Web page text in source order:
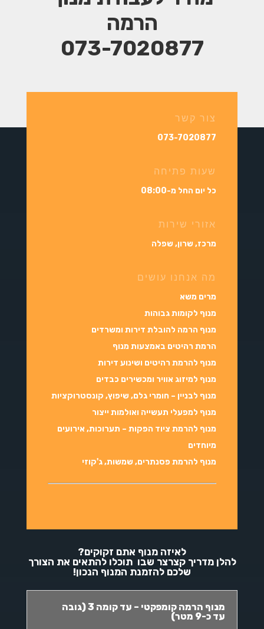
הרמה
073-7020877
צור קשר
073-7020877
שעות פתיחה
כל יום החל מ-08:00
אזורי שירות
מרכז, שרון, שפלה
מה אנחנו עושים
מרים משא
מנוף לקומות גבוהות
מנוף הרמה להובלת דירות ומשרדים
הרמת רהיטים באמצעות מנוף
מנוף להרמת רהיטים ושינוע דירות
מנוף למיזוג אוויר ומכשירים כבדים
מנוף לבניין – חומרי גלם, שיפוץ, קונסטרוקציות
מנוף למפעלי תעשייה ואולמות ייצור
מנוף להרמת ציוד הפקות – תערוכות, אירועים
מיוחדים
מנוף להרמת פסנתרים, שמשות, ג'קוזי
לאיזה מנוף אתם זקוקים?
להלן מדריך קצרצר שבו תוכלו להתאים את הצורך
שלכם להזמנת המנוף הנכון!
מנוף הרמה קומפקטי – עד קומה 3 (גובה
עד כ-9 מטר)